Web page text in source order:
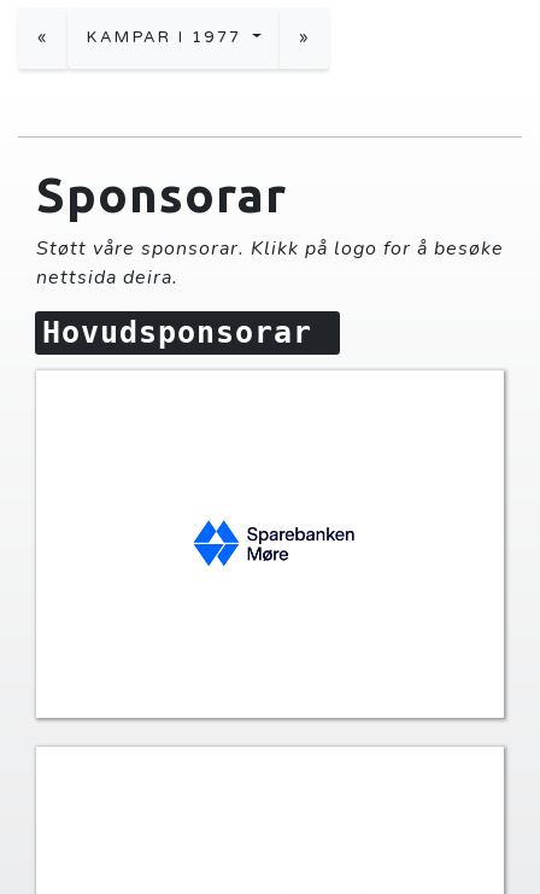
« KAMPAR I 1977 »
Sponsorar
Støtt våre sponsorar. Klikk på logo for å besøke
nettsida deira.
Hovudsponsorar